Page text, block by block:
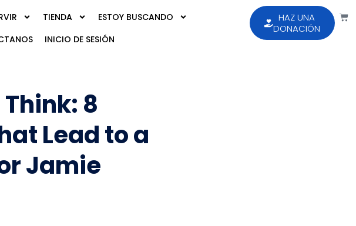
TIENDA
ESTOY BUSCANDO
INICIO DE SESIÓN
HAZ UNA
DONACIÓN
8
Lead to a
Jamie